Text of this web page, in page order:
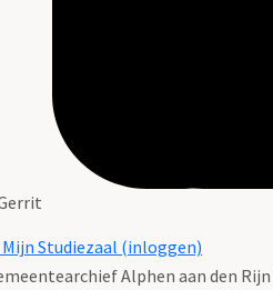
Mijn Studiezaal (inloggen)
Alphen aan den Rijn